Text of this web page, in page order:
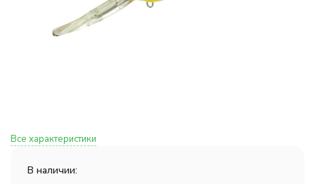
Все характеристики
В наличии: